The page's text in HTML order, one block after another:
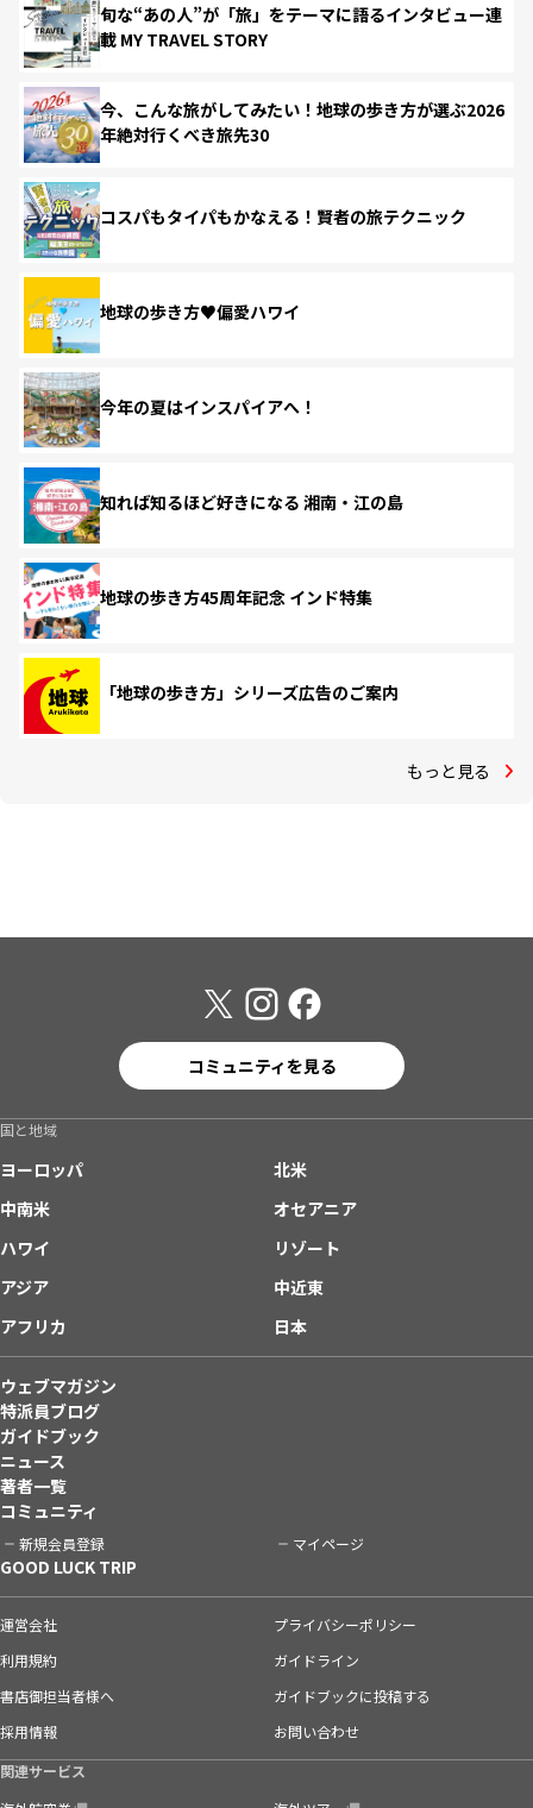
旬な“あの人”が「旅」をテーマに語るインタビュー連
載 MY TRAVEL STORY
今、こんな旅がしてみたい！地球の歩き方が選ぶ2026
年絶対行くべき旅先30
コスパもタイパもかなえる！賢者の旅テクニック
地球の歩き方♥偏愛ハワイ
今年の夏はインスパイアへ！
知れば知るほど好きになる 湘南・江の島
地球の歩き方45周年記念 インド特集
「地球の歩き方」シリーズ広告のご案内
もっと見る
コミュニティを見る
国と地域
ヨーロッパ
北米
中南米
オセアニア
ハワイ
リゾート
アジア
中近東
アフリカ
日本
ウェブマガジン
特派員ブログ
ガイドブック
ニュース
著者一覧
コミュニティ
新規会員登録 マイページ
GOOD LUCK TRIP
運営会社
プライバシーポリシー
利用規約
ガイドライン
書店御担当者様へ
ガイドブックに投稿する
採用情報
お問い合わせ
関連サービス